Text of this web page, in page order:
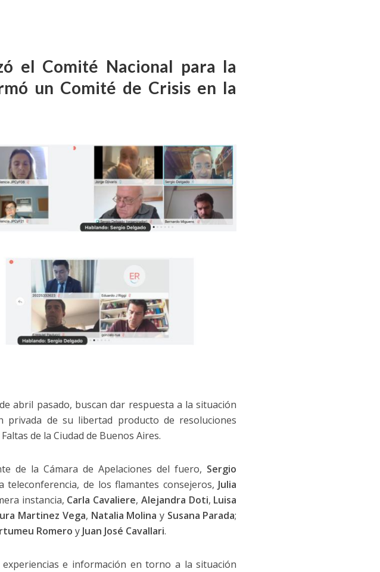
el Comité Nacional para la
un Comité de Crisis en la
abril pasado, buscan dar respuesta a la situación
privada de su libertad producto de resoluciones
de la Ciudad de Buenos Aires.
de la Cámara de Apelaciones del fuero, Sergio
de los flamantes consejeros, Julia
instancia, Carla Cavaliere, Alejandra Doti, Luisa
Martinez Vega, Natalia Molina y Susana Parada;
Romero y Juan José Cavallari.
e información en torno a la situación